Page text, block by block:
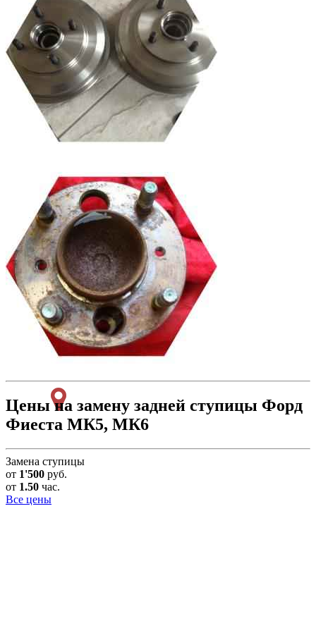
Цены на замену задней ступицы Форд
Фиеста МК5, МК6
Замена ступицы
от 1'500 руб.
от 1.50 час.
Все цены